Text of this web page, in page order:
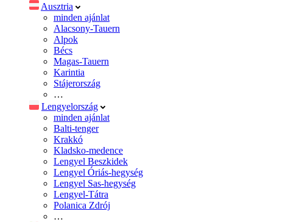
Ausztria
minden ajánlat
Alacsony-Tauern
Alpok
Bécs
Magas-Tauern
Karintia
Stájerország
…
Lengyelország
minden ajánlat
Balti-tenger
Krakkó
Kladsko-medence
Lengyel Beszkidek
Lengyel Óriás-hegység
Lengyel Sas-hegység
Lengyel-Tátra
Polanica Zdrój
…